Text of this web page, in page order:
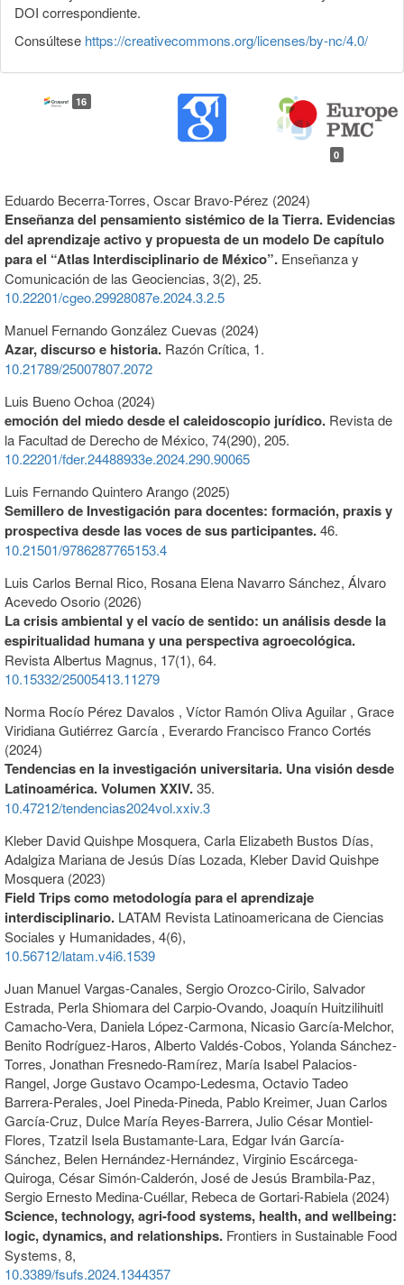
DOI correspondiente.
Consúltese https://creativecommons.org/licenses/by-nc/4.0/
16
0
Eduardo Becerra-Torres, Oscar Bravo-Pérez (2024)
Enseñanza del pensamiento sistémico de la Tierra. Evidencias
del aprendizaje activo y propuesta de un modelo De capítulo
para el “Atlas Interdisciplinario de México”. Enseñanza y
Comunicación de las Geociencias, 3(2), 25.
10.22201/cgeo.29928087e.2024.3.2.5
Manuel Fernando González Cuevas (2024)
Azar, discurso e historia. Razón Crítica, 1.
10.21789/25007807.2072
Luis Bueno Ochoa (2024)
emoción del miedo desde el caleidoscopio jurídico. Revista de
la Facultad de Derecho de México, 74(290), 205.
10.22201/fder.24488933e.2024.290.90065
Luis Fernando Quintero Arango (2025)
Semillero de Investigación para docentes: formación, praxis y
prospectiva desde las voces de sus participantes.46.
10.21501/9786287765153.4
Luis Carlos Bernal Rico, Rosana Elena Navarro Sánchez, Álvaro
Acevedo Osorio (2026)
La crisis ambiental y el vacío de sentido: un análisis desde la
espiritualidad humana y una perspectiva agroecológica.
Revista Albertus Magnus, 17(1), 64.
10.15332/25005413.11279
Norma Rocío Pérez Davalos , Víctor Ramón Oliva Aguilar , Grace
Viridiana Gutiérrez García , Everardo Francisco Franco Cortés
(2024)
Tendencias en la investigación universitaria. Una visión desde
Latinoamérica. Volumen XXIV.35.
10.47212/tendencias2024vol.xxiv.3
Kleber David Quishpe Mosquera, Carla Elizabeth Bustos Días,
Adalgiza Mariana de Jesús Días Lozada, Kleber David Quishpe
Mosquera (2023)
Field Trips como metodología para el aprendizaje
interdisciplinario. LATAM Revista Latinoamericana de Ciencias
Sociales y Humanidades, 4(6),
10.56712/latam.v4i6.1539
Juan Manuel Vargas-Canales, Sergio Orozco-Cirilo, Salvador
Estrada, Perla Shiomara del Carpio-Ovando, Joaquín Huitzilihuitl
Camacho-Vera, Daniela López-Carmona, Nicasio García-Melchor,
Benito Rodríguez-Haros, Alberto Valdés-Cobos, Yolanda Sánchez-
Torres, Jonathan Fresnedo-Ramírez, María Isabel Palacios-
Rangel, Jorge Gustavo Ocampo-Ledesma, Octavio Tadeo
Barrera-Perales, Joel Pineda-Pineda, Pablo Kreimer, Juan Carlos
García-Cruz, Dulce María Reyes-Barrera, Julio César Montiel-
Flores, Tzatzil Isela Bustamante-Lara, Edgar Iván García-
Sánchez, Belen Hernández-Hernández, Virginio Escárcega-
Quiroga, César Simón-Calderón, José de Jesús Brambila-Paz,
Sergio Ernesto Medina-Cuéllar, Rebeca de Gortari-Rabiela (2024)
Science, technology, agri-food systems, health, and wellbeing:
logic, dynamics, and relationships. Frontiers in Sustainable Food
Systems, 8,
10.3389/fsufs.2024.1344357